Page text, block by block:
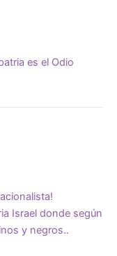
es el Odio
Israel donde según
y negros..